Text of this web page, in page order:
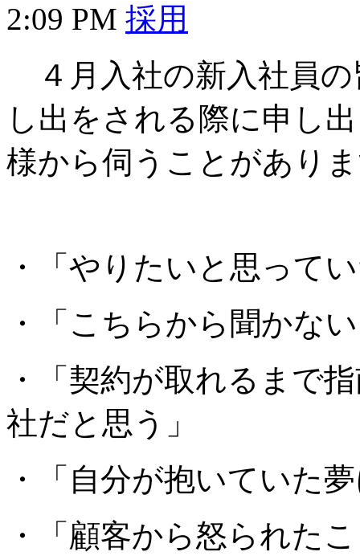
2:09 PM 採用
４月入社の新入社員
し出をされる際に申し
様から伺うことがあり
・「やりたいと思って
・「こちらから聞かな
・「契約が取れるまで
社だと思う」
・「自分が抱いていた
・「顧客から怒られた